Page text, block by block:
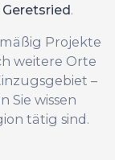
Geretsried.
Projekte
weitere Orte
–
Sie wissen
tätig sind.